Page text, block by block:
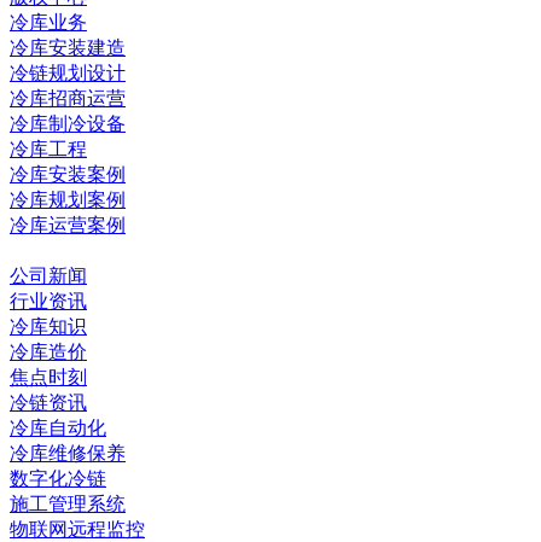
冷库业务
冷库安装建造
冷链规划设计
冷库招商运营
冷库制冷设备
冷库工程
冷库安装案例
冷库规划案例
冷库运营案例
公司新闻
行业资讯
冷库知识
冷库造价
焦点时刻
冷链资讯
冷库自动化
冷库维修保养
数字化冷链
施工管理系统
物联网远程监控